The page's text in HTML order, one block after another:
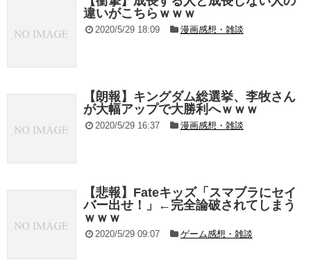
違いがこちらｗｗｗ
2020/5/29 18:09 漫画感想・雑談
【朗報】キングダム総選挙、李牧さん
が大幅アップで大勝利へｗｗｗ
2020/5/29 16:37 漫画感想・雑談
【悲報】Fateキッズ「スマブラにセイ
バー出せ！」←完全論破されてしまう
ｗｗｗ
2020/5/29 09:07 ゲーム感想・雑談